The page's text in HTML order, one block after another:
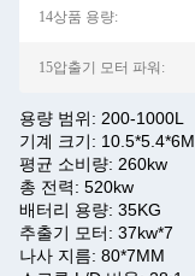
14상품 용량:
15압출기 모터 파워:
용량 범위: 200-1000L
기계 크기: 10.5*5.4*6M
평균 소비량: 260kw
총 전력: 520kw
배터리 용량: 35KG
추출기 모터: 37kw*7
나사 지름: 80*7MM